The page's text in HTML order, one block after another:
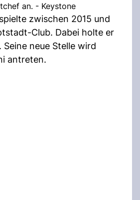
an. - Keystone
spielte zwischen 2015 und
Club. Dabei holte er
neue Stelle wird
antreten.